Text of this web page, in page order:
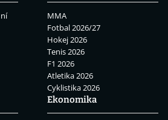
MMA
Fotbal 2026/27
Hokej 2026
Tenis 2026
F1 2026
Atletika 2026
Cyklistika 2026
Ekonomika